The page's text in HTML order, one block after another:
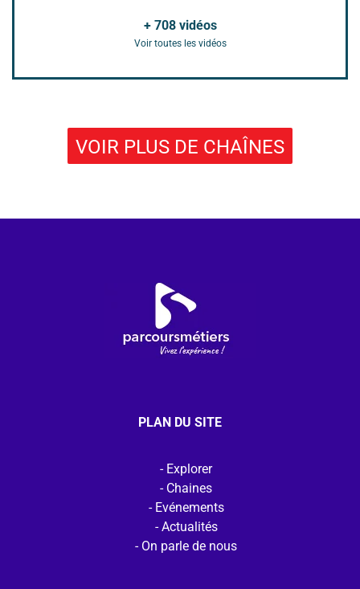
+ 708vidéos
Voir toutes les vidéos
VOIR PLUS DE CHAÎNES
PLAN DU SITE
Explorer
Chaines
Evénements
Actualités
On parle de nous